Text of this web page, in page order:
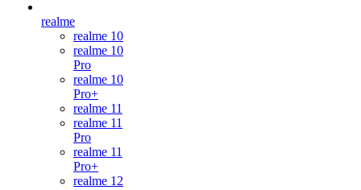
realme
realme 10
realme 10
Pro
realme 10
Pro+
realme 11
realme 11
Pro
realme 11
Pro+
realme 12